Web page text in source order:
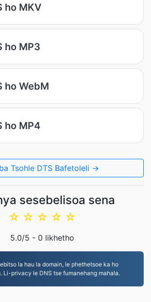
ho MKV
ho MP3
ho WebM
ho MP4
Tsohle DTS Bafetoleli →
sesebelisoa sena
☆
☆
☆
☆
☆
5.0/5 - 0 likhetho
la hau la domain, le phethetsoe ka ho
Li-privacy le DNS tse fumanehang mahala.